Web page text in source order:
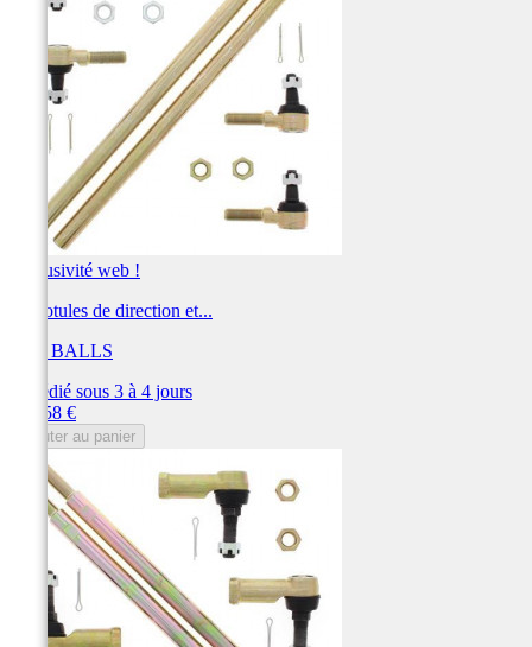
Exclusivité web !
Kit rotules de direction et...
ALL BALLS
Expédié sous 3 à 4 jours
170,58 €
Ajouter au panier